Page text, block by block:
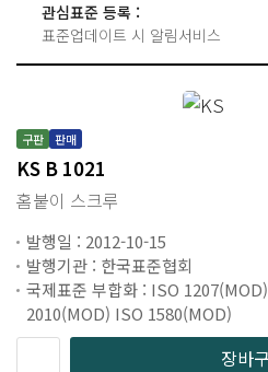
관심표준 등록 :
표준업데이트 시 알림서비스
구판 판매
KS B 1021
홈붙이 스크루
발행일 : 2012-10-15
발행기관 : 한국표준협회
국제표준 부합화 : ISO
2010(MOD) ISO 1580(MOD)
장바